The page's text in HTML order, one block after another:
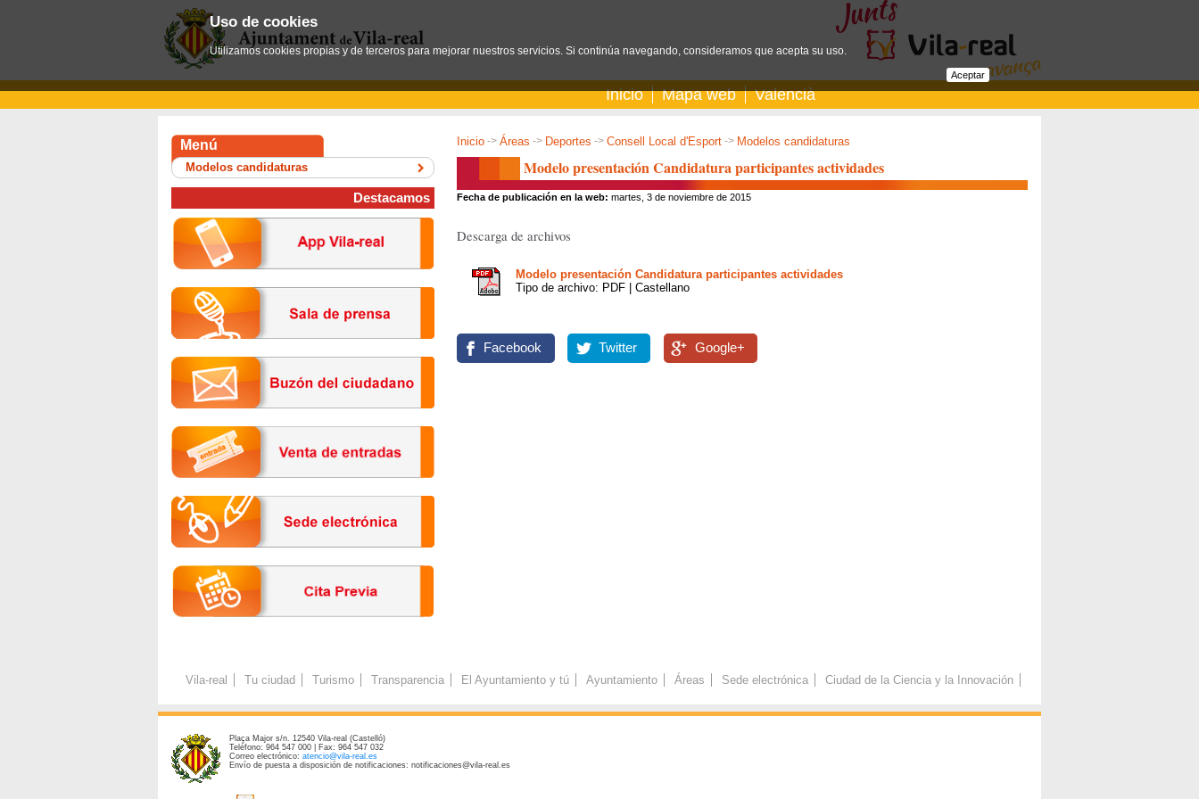
Inicio Mapa web Valencià
Inicio -> Áreas -> Deportes -> Consell Local d'Esport -> Modelos candidaturas
Modelo presentación Candidatura participantes actividades
Fecha de publicación en la web: martes, 3 de noviembre de 2015
Descarga de archivos
Modelo presentación Candidatura participantes actividades
Tipo de archivo: PDF | Castellano
Facebook Twitter Google+
Menú
Modelos candidaturas
Destacamos
Vila-real Tu ciudad Turismo Transparencia El Ayuntamiento y tú Ayuntamiento Áreas Sede electrónica Ciudad de la Ciencia y la Innovación
Plaça Major s/n. 12540 Vila-real (Castelló)
Teléfono: 964 547 000 | Fax: 964 547 032
Correo electrónico: atencio@vila-real.es
Envío de puesta a disposición de notificaciones: notificaciones@vila-real.es
Uso de cookies
Utilizamos cookies propias y de terceros para mejorar nuestros servicios. Si continúa navegando, consideramos que acepta su uso.
Aceptar